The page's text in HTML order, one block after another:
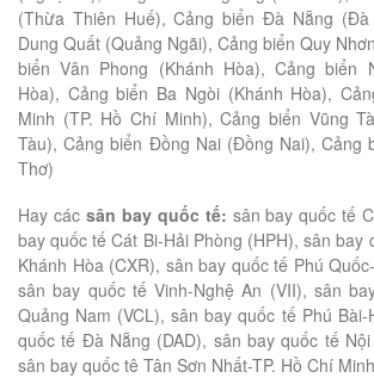
(Thừa Thiên Huế), Cảng biển Đà Nẵng (Đà
Dung Quất (Quảng Ngãi), Cảng biển Quy
biển Vân Phong (Khánh Hòa), Cảng biển
Hòa), Cảng biển Ba Ngòi (Khánh Hòa),
Minh (TP. Hồ Chí Minh), Cảng biển Vũng
Tàu), Cảng biển Đồng Nai (Đồng Nai), Cảng
Thơ)
Hay các sân bay quốc tế: sân bay quốc tế
bay quốc tế Cát Bi-Hải Phòng (HPH), sân bay
Khánh Hòa (CXR), sân bay quốc tế Phú
sân bay quốc tế Vinh-Nghệ An (VII), sân
Quảng Nam (VCL), sân bay quốc tế Phú
quốc tế Đà Nẵng (DAD), sân bay quốc tế
sân bay quốc tê Tân Sơn Nhất-TP. Hồ Chí